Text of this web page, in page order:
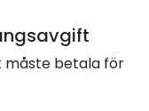
måste betala för